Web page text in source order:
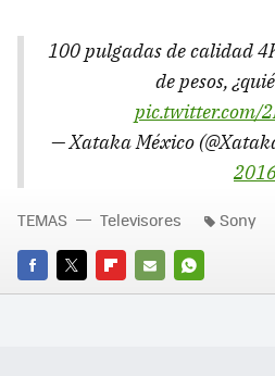
100 pulgadas de calidad
de pesos,
pic.twitter.com/
— Xataka México
FACEBOOK
TWITTERFLIPBOARD
E-
WHATSAPP
TEMAS Televisores Sony